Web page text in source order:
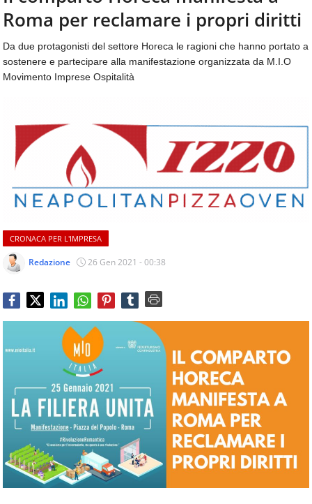
aggiornamenti
quotidiani
temi
come
ospitalità,
&
beverage,
catering
e
quotidiani
mondo
dell'alimentazione,
dei
consumi
novità
del
comparto
Horeca.
CONTATTI
Roma per reclamare i propri diritti
Da due protagonisti del settore Horeca le ragioni che hanno portato a
sostenere e partecipare alla manifestazione organizzata da M.I.O
Movimento Imprese Ospitalità
CRONACA PER L'IMPRESA
Redazione 26 Gen 2021 - 00:38